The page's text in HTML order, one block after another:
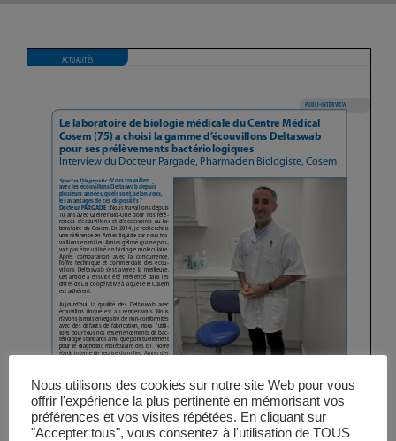
Publi-Reportages
Manifestations
Abonnements
Annonceurs
Nous utilisons des cookies sur notre site Web pour vous
offrir l'expérience la plus pertinente en mémorisant vos
préférences et vos visites répétées. En cliquant sur
"Accepter tous", vous consentez à l'utilisation de TOUS